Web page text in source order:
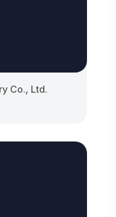
Co., Ltd.